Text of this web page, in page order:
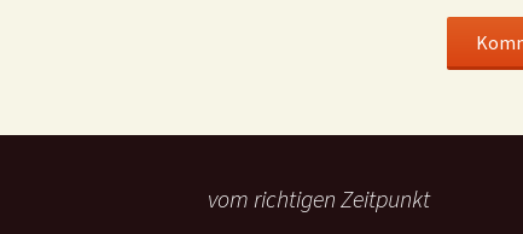
vom richtigen Zeitpunkt